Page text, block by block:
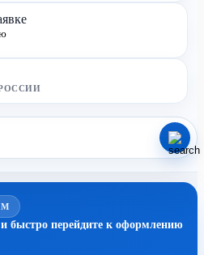
быстро перейдите к оформлению